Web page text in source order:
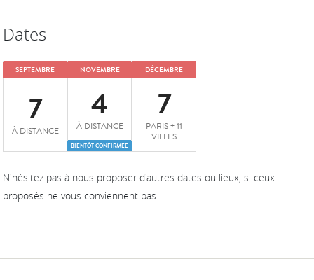
Dates
SEPTEMBRE
7
À DISTANCE
NOVEMBRE
4
À DISTANCE
BIENTÔT CONFIRMÉE
DÉCEMBRE
7
PARIS + 11
VILLES
N'hésitez pas à nous proposer d'autres dates ou lieux, si ceux
proposés ne vous conviennent pas.